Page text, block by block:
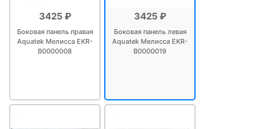
3425 ₽
Боковая панель правая
Aquatek Мелисса EKR-
B0000008
3425 ₽
Боковая панель левая
Aquatek Мелисса EKR-
B0000019